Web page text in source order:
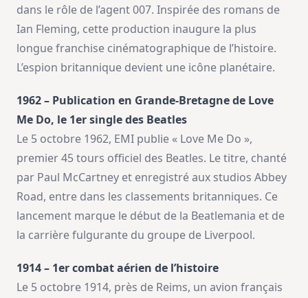
dans le rôle de l’agent 007. Inspirée des romans de
Ian Fleming, cette production inaugure la plus
longue franchise cinématographique de l’histoire.
L’espion britannique devient une icône planétaire.
1962 – Publication en Grande-Bretagne de Love
Me Do, le 1er single des Beatles
Le 5 octobre 1962, EMI publie « Love Me Do »,
premier 45 tours officiel des Beatles. Le titre, chanté
par Paul McCartney et enregistré aux studios Abbey
Road, entre dans les classements britanniques. Ce
lancement marque le début de la Beatlemania et de
la carrière fulgurante du groupe de Liverpool.
1914 – 1er combat aérien de l’histoire
Le 5 octobre 1914, près de Reims, un avion français